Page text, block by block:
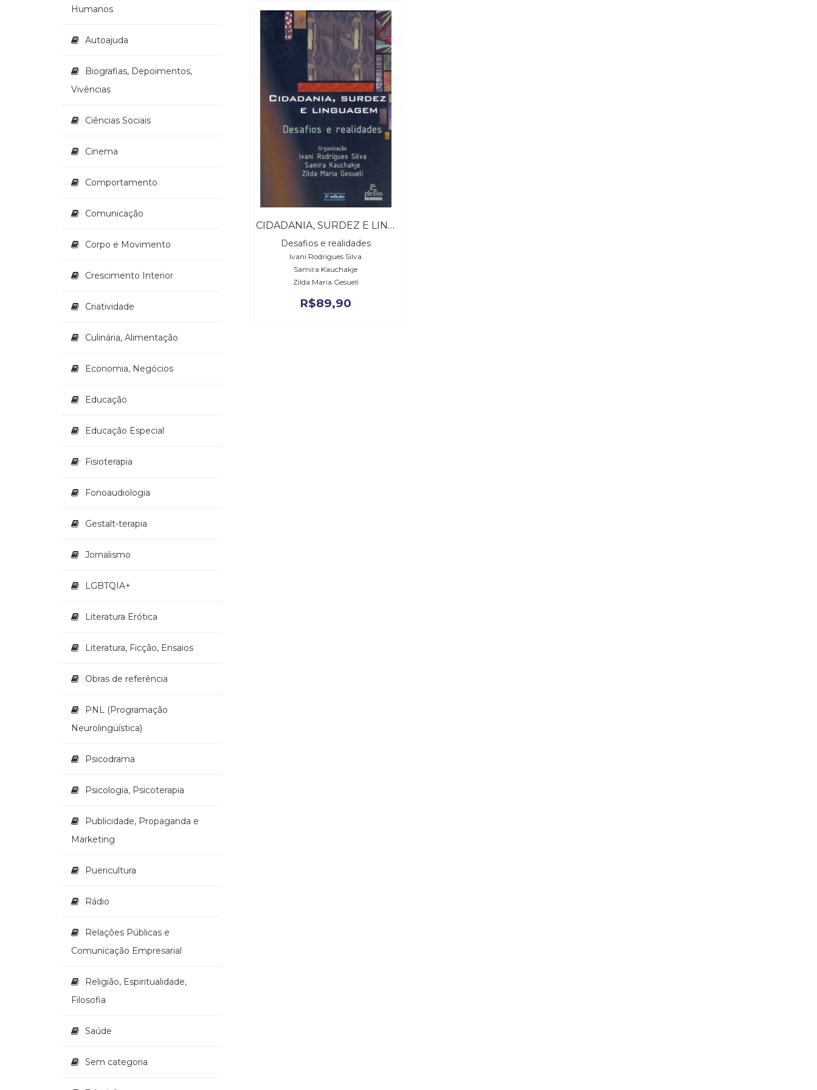
CIDADANIA, SURDEZ E LINGUAGEM
Desafios e realidades
Ivani Rodrigues Silva
Samira Kauchakje
Zilda Maria Gesueli
R$89,90
Humanos
Autoajuda
Biografias, Depoimentos,
Vivências
Ciências Sociais
Cinema
Comportamento
Comunicação
Corpo e Movimento
Crescimento Interior
Criatividade
Culinária, Alimentação
Economia, Negócios
Educação
Educação Especial
Fisioterapia
Fonoaudiologia
Gestalt-terapia
Jornalismo
LGBTQIA+
Literatura Erótica
Literatura, Ficção, Ensaios
Obras de referência
PNL (Programação
Neurolingüística)
Psicodrama
Psicologia, Psicoterapia
Publicidade, Propaganda e
Marketing
Puericultura
Rádio
Relações Públicas e
Comunicação Empresarial
Religião, Espiritualidade,
Filosofia
Saúde
Sem categoria